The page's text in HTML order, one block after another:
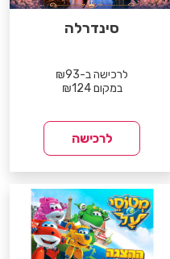
סינדרלה
לרכישה ב-₪93
במקום ₪124
לרכישה